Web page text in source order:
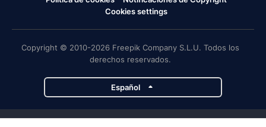
Cookies settings
Copyright © 2010-2026 Freepik Company S.L.U. Todos los
derechos reservados.
Español